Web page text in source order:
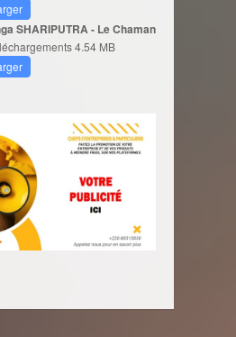
SHARIPUTRA - Le Chaman
4.54 MB